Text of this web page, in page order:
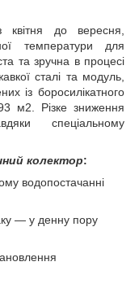
квітня до вересня,
температури для
та зручна в процесі
сталі та модуль,
із боросилікатного
м2. Різке зниження
спеціальному
колектор:
водопостачанні
— у денну пору